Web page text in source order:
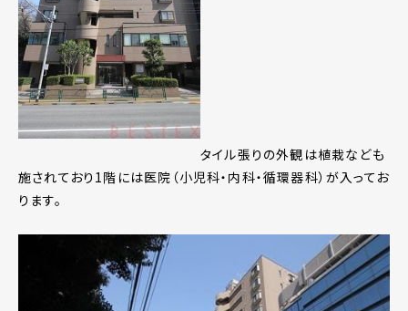
タイル張りの外観は植栽なども
施されており1階には医院（小児科・内科・循環器科）が入ってお
ります。